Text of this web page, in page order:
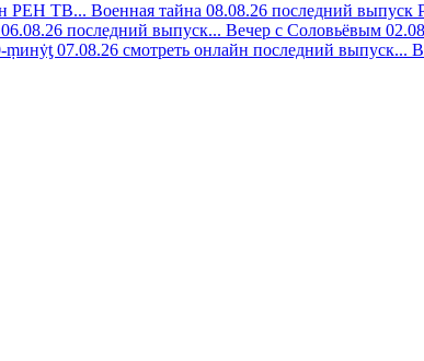
РЕН ТВ... Военная тайна 08.08.26 последний
последний выпуск... Вечер с Соловьёвым
ṃинẏƫ 07.08.26 смотреть онлайн последний выпуск...